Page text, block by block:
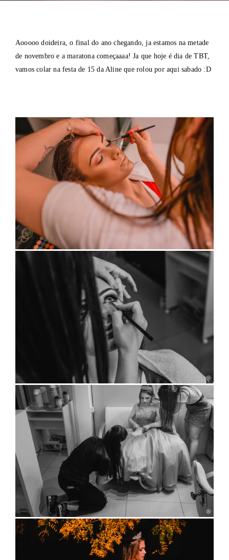
Aooooo doideira, o final do ano chegando, ja estamos na metade
de novembro e a maratona começaaaa! Ja que hoje é dia de TBT,
vamos colar na festa de 15 da Aline que rolou por aqui sabado :D